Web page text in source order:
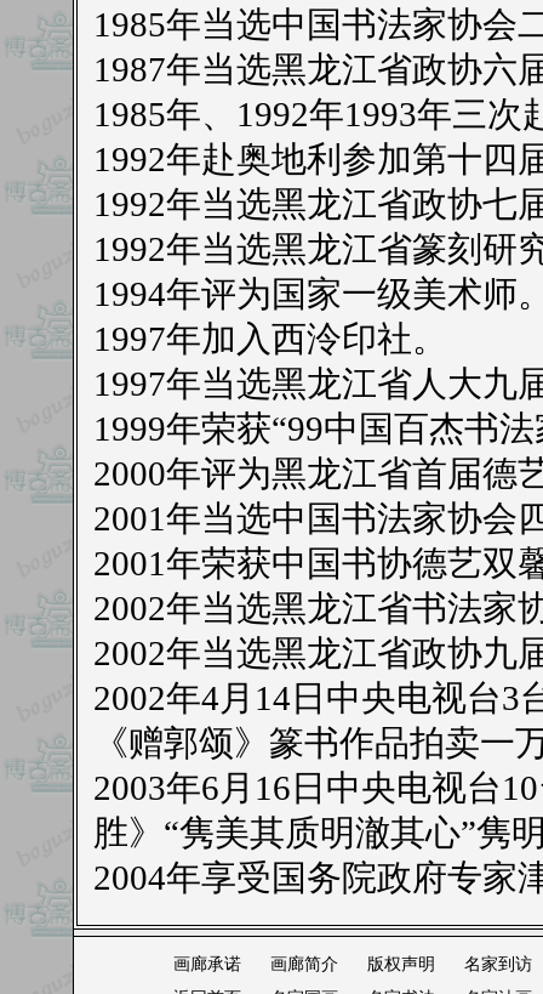
1985年当选中国书法家协会
1987年当选黑龙江省政协六
1985年、1992年1993年三
1992年赴奥地利参加第十四
1992年当选黑龙江省政协七
1992年当选黑龙江省篆刻研
1994年评为国家一级美术师
1997年加入西泠印社。
1997年当选黑龙江省人大九
1999年荣获“99中国百杰书法
2000年评为黑龙江省首届德
2001年当选中国书法家协会
2001年荣获中国书协德艺双
2002年当选黑龙江省书法家
2002年当选黑龙江省政协九
2002年4月14日中央电视台
《赠郭颂》篆书作品拍卖一
2003年6月16日中央电视台
胜》“隽美其质明澈其心”隽
2004年享受国务院政府专家
画廊承诺 画廊简介 版权声明
名家到访